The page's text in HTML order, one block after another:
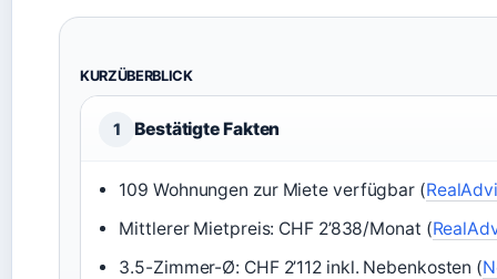
KURZÜBERBLICK
1 Bestätigte Fakten
109 Wohnungen zur Miete verfügbar (
Mittlerer Mietpreis: CHF 2’838/Monat (
3.5-Zimmer-Ø: CHF 2’112 inkl. Nebenkosten (